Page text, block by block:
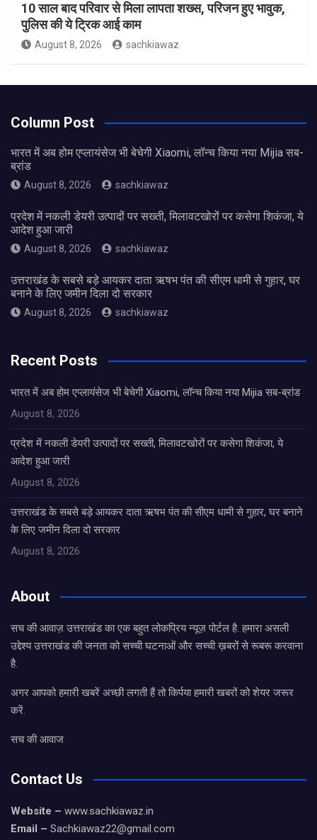
10 साल बाद परिवार से मिला लापता शख्स, परिजन हुए भावुक,
पुलिस की ये ट्रिक आई काम
August 8, 2026 sachkiawaz
Column Post
भारत में अब होम एप्लायंसेज भी बेचेगी Xiaomi, लॉन्च किया नया Mijia सब-
ब्रांड
August 8, 2026 sachkiawaz
प्रदेश में नकली डेयरी उत्पादों पर सख्ती, मिलावटखोरों पर कसेगा शिकंजा, ये
आदेश हुआ जारी
August 8, 2026 sachkiawaz
उत्तराखंड के सबसे बड़े आयकर दाता ऋषभ पंत की सीएम धामी से गुहार, घर
बनाने के लिए जमीन दिला दो सरकार
August 8, 2026 sachkiawaz
Recent Posts
भारत में अब होम एप्लायंसेज भी बेचेगी Xiaomi, लॉन्च किया नया Mijia सब-ब्रांड
August 8, 2026
प्रदेश में नकली डेयरी उत्पादों पर सख्ती, मिलावटखोरों पर कसेगा शिकंजा, ये
आदेश हुआ जारी
August 8, 2026
उत्तराखंड के सबसे बड़े आयकर दाता ऋषभ पंत की सीएम धामी से गुहार, घर बनाने
के लिए जमीन दिला दो सरकार
August 8, 2026
About
सच की आवाज़ उत्तराखंड का एक बहुत लोकप्रिय न्यूज़ पोर्टल है. हमारा असली
उद्देश्य उत्तराखंड की जनता को सच्ची घटनाओं और सच्ची ख़बरों से रूबरू करवाना
है.
अगर आपको हमारी खबरें अच्छी लगती हैं तो किर्पया हमारी खबरों को शेयर जरूर
करें.
सच की आवाज
Contact Us
Website – www.sachkiawaz.in
Email – Sachkiawaz22@gmail.com